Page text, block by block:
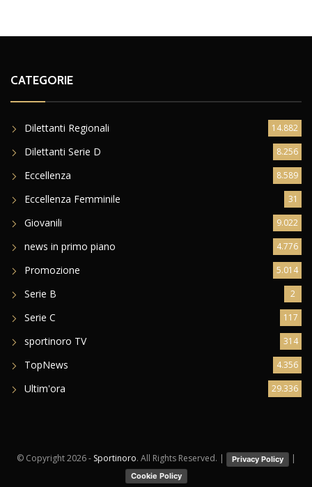
CATEGORIE
Dilettanti Regionali 14.882
Dilettanti Serie D 8.256
Eccellenza 8.589
Eccellenza Femminile 31
Giovanili 9.022
news in primo piano 4.776
Promozione 5.014
Serie B 2
Serie C 117
sportinoro TV 314
TopNews 4.356
Ultim'ora 29.336
© Copyright2026 - Sportinoro. All Rights Reserved. | Privacy Policy |
Cookie Policy